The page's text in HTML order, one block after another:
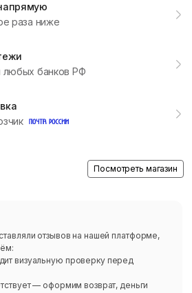
раза ниже
любых банков РФ
Посмотреть магазин
отзывов на нашей платформе,
визуальную проверку перед
— оформим возврат, деньги